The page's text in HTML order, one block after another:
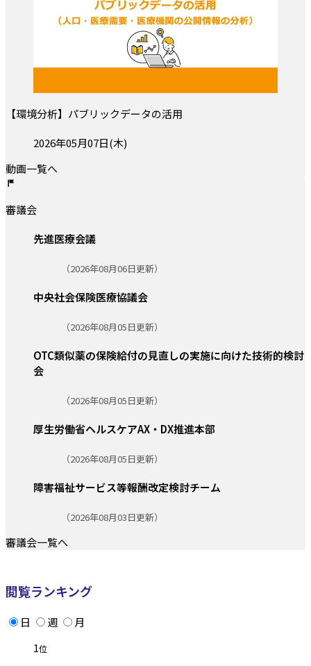
【環境分析】パブリックデータの活用
投稿日:2026年05月07日(木)
動画一覧へ
審議会
先進医療会議
（2026年08月06日更新）
中央社会保険医療協議会
（2026年08月05日更新）
OTC類似薬の保険給付の見直しの実施に向けた技術的検討
会
（2026年08月05日更新）
厚生労働省ヘルスケアAX・DX推進本部
（2026年08月05日更新）
障害福祉サービス等報酬改定検討チーム
（2026年08月03日更新）
審議会一覧へ
閲覧ランキング
日 週
月
1位